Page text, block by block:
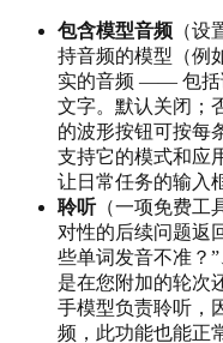
包含模型音频 （
持音频的模型（例
实的音频 —— 包括
文字。默认关闭；
的波形按钮可按每
支持它的模式和应
让日常任务的输入
聆听（一项免费工
对性的后续问题
些单词发音不准？
是在您附加的轮次
手模型负责聆听，
频，此功能也能正